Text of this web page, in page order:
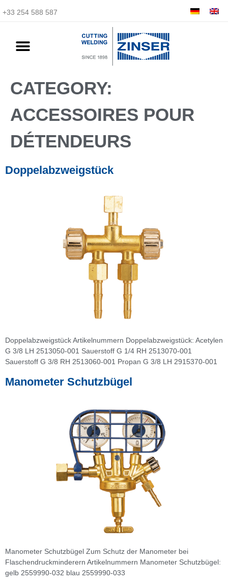
+33 254 588 587
CATEGORY:
ACCESSOIRES POUR
DÉTENDEURS
Doppelabzweigstück
Doppelabzweigstück Artikelnummern Doppelabzweigstück: Acetylen
G 3/8 LH 2513050-001 Sauerstoff G 1/4 RH 2513070-001
Sauerstoff G 3/8 RH 2513060-001 Propan G 3/8 LH 2915370-001
Manometer Schutzbügel
Manometer Schutzbügel Zum Schutz der Manometer bei
Flaschendruckminderern Artikelnummern Manometer Schutzbügel:
gelb 2559990-032 blau 2559990-033